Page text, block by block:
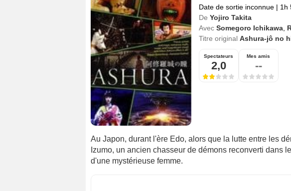
Date de sortie inconnue | 1h
De Yojiro Takita
Avec Somegoro Ichikawa,
Titre original Ashura-jô no
Spectateurs
2,0
Mes amis
--
Au Japon, durant l'ère Edo, alors que la lutte entre les
Izumo, un ancien chasseur de démons reconverti dans
d'une mystérieuse femme.